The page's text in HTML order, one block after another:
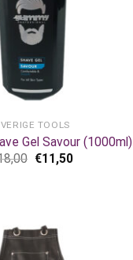
TOOLS
Gel Savour (1000ml)
€11,50